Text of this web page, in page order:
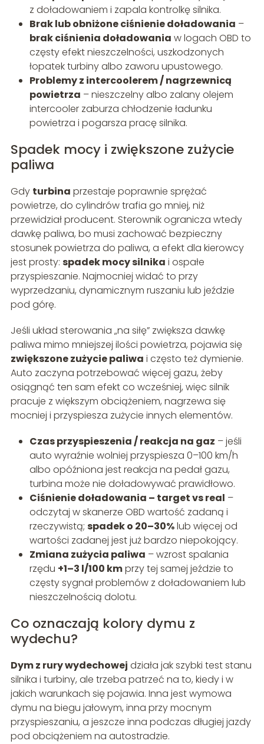
z doładowaniem i zapala kontrolkę silnika.
Brak lub obniżone ciśnienie doładowania –
brak ciśnienia doładowania w logach OBD to
częsty efekt nieszczelności, uszkodzonych
łopatek turbiny albo zaworu upustowego.
Problemy z intercoolerem / nagrzewnicą
powietrza – nieszczelny albo zalany olejem
intercooler zaburza chłodzenie ładunku
powietrza i pogarsza pracę silnika.
Spadek mocy i zwiększone zużycie
paliwa
Gdy turbina przestaje poprawnie sprężać
powietrze, do cylindrów trafia go mniej, niż
przewidział producent. Sterownik ogranicza wtedy
dawkę paliwa, bo musi zachować bezpieczny
stosunek powietrza do paliwa, a efekt dla kierowcy
jest prosty: spadek mocy silnika i ospałe
przyspieszanie. Najmocniej widać to przy
wyprzedzaniu, dynamicznym ruszaniu lub jeździe
pod górę.
Jeśli układ sterowania „na siłę” zwiększa dawkę
paliwa mimo mniejszej ilości powietrza, pojawia się
zwiększone zużycie paliwa i często też dymienie.
Auto zaczyna potrzebować więcej gazu, żeby
osiągnąć ten sam efekt co wcześniej, więc silnik
pracuje z większym obciążeniem, nagrzewa się
mocniej i przyspiesza zużycie innych elementów.
Czas przyspieszenia / reakcja na gaz – jeśli
auto wyraźnie wolniej przyspiesza 0–100 km/h
albo opóźniona jest reakcja na pedał gazu,
turbina może nie doładowywać prawidłowo.
Ciśnienie doładowania – target vs real –
odczytaj w skanerze OBD wartość zadaną i
rzeczywistą; spadek o 20–30%lub więcej od
wartości zadanej jest już bardzo niepokojący.
Zmiana zużycia paliwa – wzrost spalania
rzędu +1–3 l/100 kmprzy tej samej jeździe to
częsty sygnał problemów z doładowaniem lub
nieszczelnością dolotu.
Co oznaczają kolory dymu z
wydechu?
Dym z rury wydechowej działa jak szybki test stanu
silnika i turbiny, ale trzeba patrzeć na to, kiedy i w
jakich warunkach się pojawia. Inna jest wymowa
dymu na biegu jałowym, inna przy mocnym
przyspieszaniu, a jeszcze inna podczas długiej jazdy
pod obciążeniem na autostradzie.